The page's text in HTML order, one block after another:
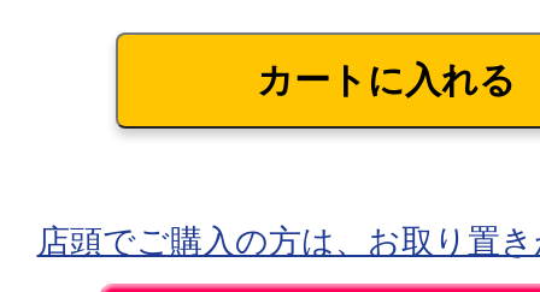
店頭でご購入の方は、お取り置